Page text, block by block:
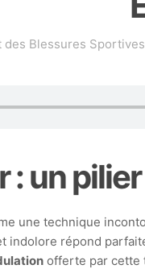
Blessures
: un
une technique
indolore répond
offerte par cette